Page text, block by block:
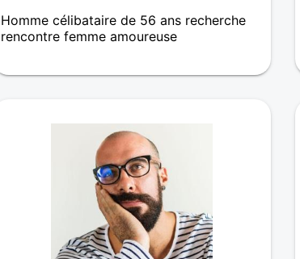
Homme célibataire de 56 ans recherche
rencontre femme amoureuse
histoire sérieuse pour une belle aventure